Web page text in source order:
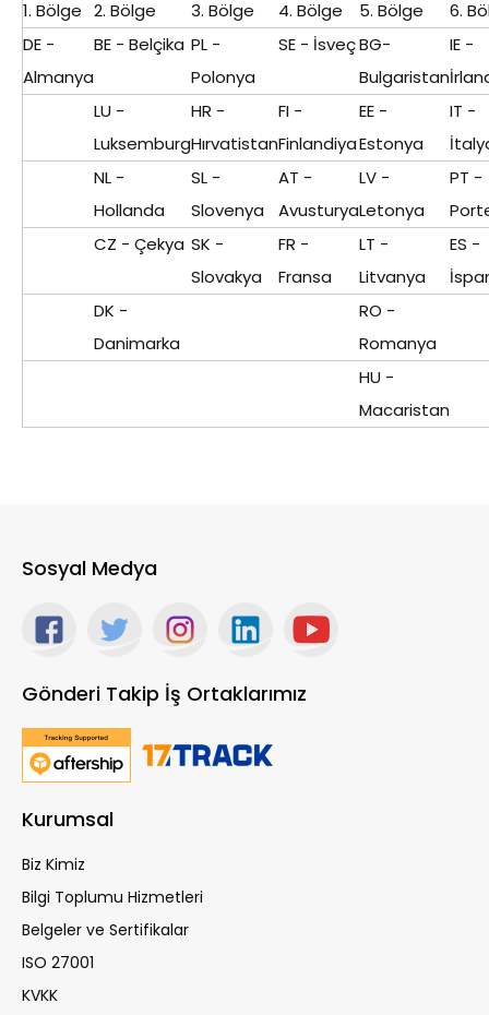
1. Bölge 2. Bölge 3. Bölge 4. Bölge 5. Bölge
6.
DE -
Almanya
BE - Belçika PL -
Polonya
SE - İsveçBG-
Bulgaristan
IE -
LU -
Luksemburg
HR -
Hırvatistan
FI -
Finlandiya
EE -
Estonya
IT -
NL -
Hollanda
SL -
Slovenya
AT -
Avusturya
LV -
Letonya
PT -
CZ - Çekya SK -
Slovakya
FR -
Fransa
LT -
Litvanya
ES -
DK -
Danimarka
RO -
Romanya
HU -
Macaristan
Sosyal Medya
Gönderi Takip İş Ortaklarımız
Kurumsal
Biz Kimiz
Bilgi Toplumu Hizmetleri
Belgeler ve Sertifikalar
ISO 27001
KVKK